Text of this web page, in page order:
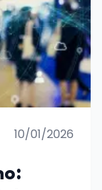
10/01/2026